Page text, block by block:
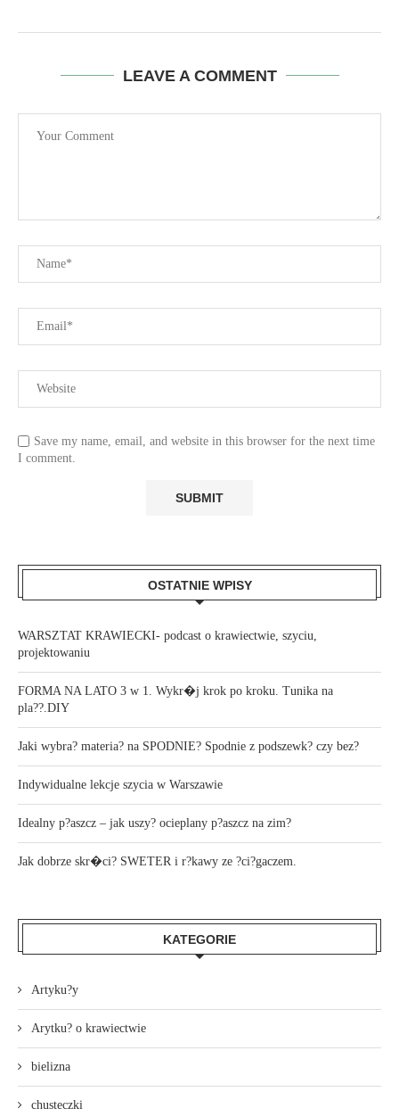
LEAVE A COMMENT
Save my name, email, and website in this browser for the next time
I comment.
OSTATNIE WPISY
WARSZTAT KRAWIECKI- podcast o krawiectwie, szyciu,
projektowaniu
FORMA NA LATO 3 w 1. Wykr�j krok po kroku. Tunika na
pla??.DIY
Jaki wybra? materia? na SPODNIE? Spodnie z podszewk? czy bez?
Indywidualne lekcje szycia w Warszawie
Idealny p?aszcz – jak uszy? ocieplany p?aszcz na zim?
Jak dobrze skr�ci? SWETER i r?kawy ze ?ci?gaczem.
KATEGORIE
Artyku?y
Arytku? o krawiectwie
bielizna
chusteczki